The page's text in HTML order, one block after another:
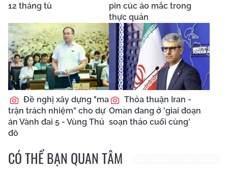
12 tháng tù
pin cúc áo mắc trong
thực quản
Đề nghị xây dựng "ma
trận trách nhiệm" cho dự
án Vành đai 5 - Vùng Thủ
đô
Thỏa thuận Iran -
Oman đang ở 'giai đoạn
soạn thảo cuối cùng'
CÓ THỂ BẠN QUAN TÂM